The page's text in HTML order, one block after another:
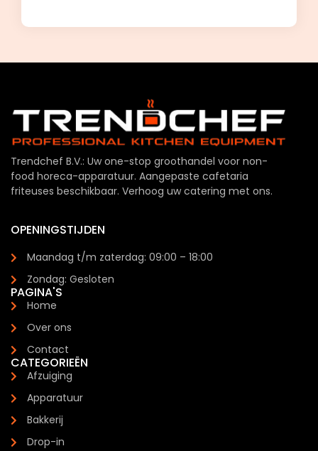
Trendchef B.V.: Uw one-stop groothandel voor non-
food horeca-apparatuur. Aangepaste cafetaria
friteuses beschikbaar. Verhoog uw catering met ons.
OPENINGSTIJDEN
Maandag t/m zaterdag: 09:00 – 18:00
Zondag: Gesloten
PAGINA'S
Home
Over ons
Contact
CATEGORIEËN
Afzuiging
Apparatuur
Bakkerij
Drop-in